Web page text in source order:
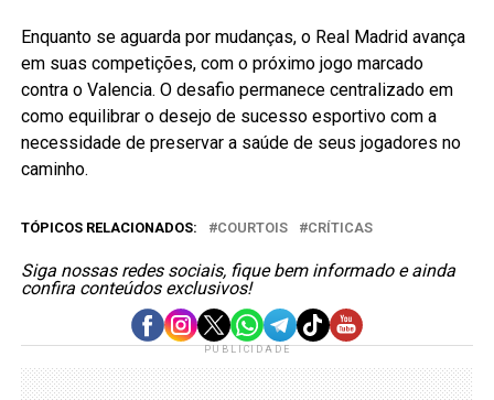
Enquanto se aguarda por mudanças, o Real Madrid avança
em suas competições, com o próximo jogo marcado
contra o Valencia. O desafio permanece centralizado em
como equilibrar o desejo de sucesso esportivo com a
necessidade de preservar a saúde de seus jogadores no
caminho.
TÓPICOS RELACIONADOS: COURTOIS CRÍTICAS
Siga nossas redes sociais, fique bem informado e ainda
confira conteúdos exclusivos!
PUBLICIDADE